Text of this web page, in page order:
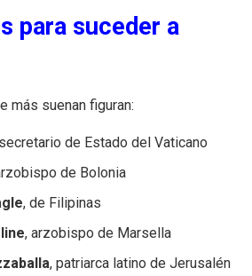
para suceder a
más suenan figuran:
de Estado del Vaticano
de Bolonia
, de Filipinas
, arzobispo de Marsella
, patriarca latino de Jerusalén